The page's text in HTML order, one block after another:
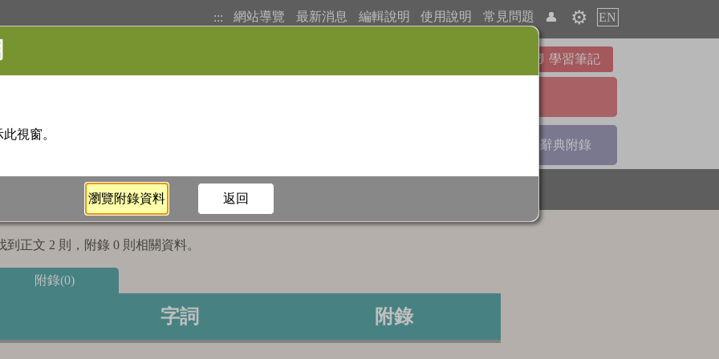
::: 網站導覽 最新消息 編輯說明 使用說明 常見問題 👤 ⚙️ EN
學習筆記
辭典附錄
到正文 2 則，附錄 0 則相關資料。
附錄(0)
字詞 附錄